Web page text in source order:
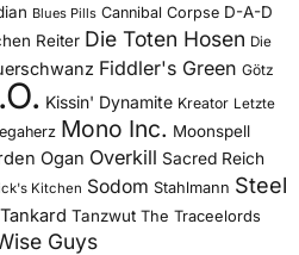
Blues Pills Cannibal Corpse D-A-D
Reiter Die Toten Hosen Die
Fiddler's Green Götz
Kissin' Dynamite Kreator Letzte
Mono Inc. Moonspell
Ogan Overkill Sacred Reich
Kitchen Sodom Stahlmann Steel
Tankard Tanzwut The Traceelords
Guys